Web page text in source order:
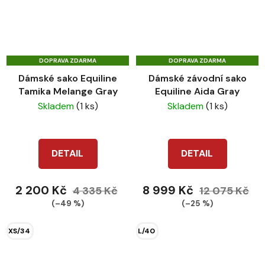
DOPRAVA ZDARMA
Dámské sako Equiline
Tamika Melange Gray
Skladem(1 ks)
DETAIL
2 200 Kč 4 335 Kč
(–49 %)
XS/34
DOPRAVA ZDARMA
Dámské závodní sako
Equiline Aida Gray
Skladem(1 ks)
DETAIL
8 999 Kč 12 075 Kč
(–25 %)
L/40